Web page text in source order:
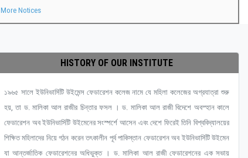
More Notices
HISTORY OF OUR INSTITUTE
১৯৬৫ সালে ইউনিভার্সিটি উইমেন্স ফেডারেশন কলেজ নামে যে মহিলা কলেজের অগ্রযাত্রা শুরু
হয়, তা ড. মালিকা আল রাজীর চিন্তার ফসল । ড. মালিকা আল রাজী বিদেশে অবস্হান কালে
ফেডারেশন অব ইউনিভার্সিটি উইমেনের সংস্পর্শে আসেন এবং দেশে ফিরেই তিনি বিশ্ববিদ্যালয়ের
শিক্ষিত মহিলাদের নিয়ে গঠন করেন তৎকালীন পূর্ব পাকিস্তান ফেডারেশন অব ইউনিভার্সিটি উইমেন
যা আন্তর্জাতিক ফেডারেশনের অধিভুক্ত । ড. মালিকা আল রাজী ফেডারেশনের এক সভায়